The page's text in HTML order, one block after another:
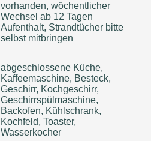
vorhanden, wöchentlicher
Wechsel ab 12 Tagen
Aufenthalt, Strandtücher bitte
selbst mitbringen
abgeschlossene Küche,
Kaffeemaschine, Besteck,
Geschirr, Kochgeschirr,
Geschirrspülmaschine,
Backofen, Kühlschrank,
Kochfeld, Toaster,
Wasserkocher